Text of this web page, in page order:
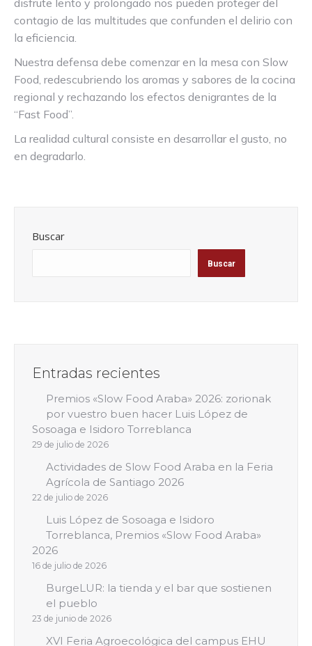
disfrute lento y prolongado nos pueden proteger del
contagio de las multitudes que confunden el delirio con
la eficiencia.
Nuestra defensa debe comenzar en la mesa con Slow
Food, redescubriendo los aromas y sabores de la cocina
regional y rechazando los efectos denigrantes de la
“Fast Food”.
La realidad cultural consiste en desarrollar el gusto, no
en degradarlo.
Buscar
Buscar
Entradas recientes
Premios «Slow Food Araba» 2026: zorionak
por vuestro buen hacer Luis López de
Sosoaga e Isidoro Torreblanca
29 de julio de 2026
Actividades de Slow Food Araba en la Feria
Agrícola de Santiago 2026
22 de julio de 2026
Luis López de Sosoaga e Isidoro
Torreblanca, Premios «Slow Food Araba»
2026
16 de julio de 2026
BurgeLUR: la tienda y el bar que sostienen
el pueblo
23 de junio de 2026
XVI Feria Agroecológica del campus EHU